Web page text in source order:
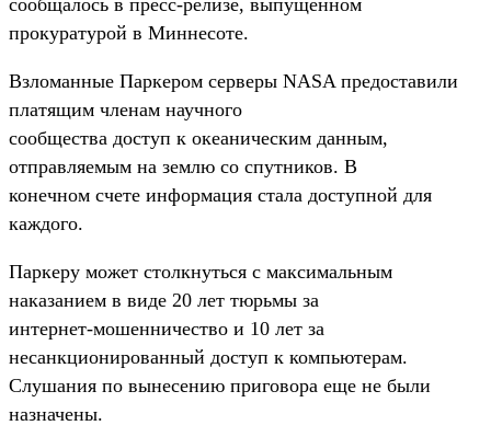
прокуратурой в Миннесоте.
Взломанные Паркером серверы NASA предоставили
платящим членам научного
сообщества доступ к океаническим данным,
отправляемым на землю со спутников. В
конечном счете информация стала доступной для
каждого.
Паркеру может столкнуться с максимальным
наказанием в виде 20 лет тюрьмы за
интернет-мошенничество и 10 лет за
несанкционированный доступ к компьютерам.
Слушания по вынесению приговора еще не были
назначены.